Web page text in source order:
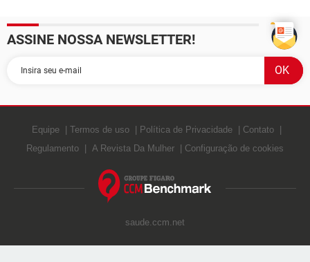
ASSINE NOSSA NEWSLETTER!
Equipe Termos de uso Política de Privacidade
Contato
Regulamento
A Revista Da Mulher Configuração de cookies
saude.ccm.net